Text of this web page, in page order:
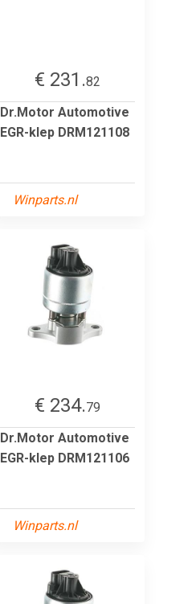
€ 231.82
Dr.Motor Automotive
EGR-klep DRM121108
Winparts.nl
€ 234.79
Dr.Motor Automotive
EGR-klep DRM121106
Winparts.nl